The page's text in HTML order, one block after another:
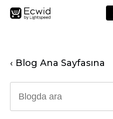
‹ Blog Ana Sayfasına